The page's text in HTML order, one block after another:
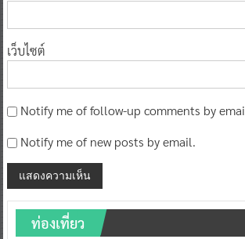
เว็บไซต์
Notify me of follow-up comments by
Notify me of new posts by email.
ท่องเที่ยว